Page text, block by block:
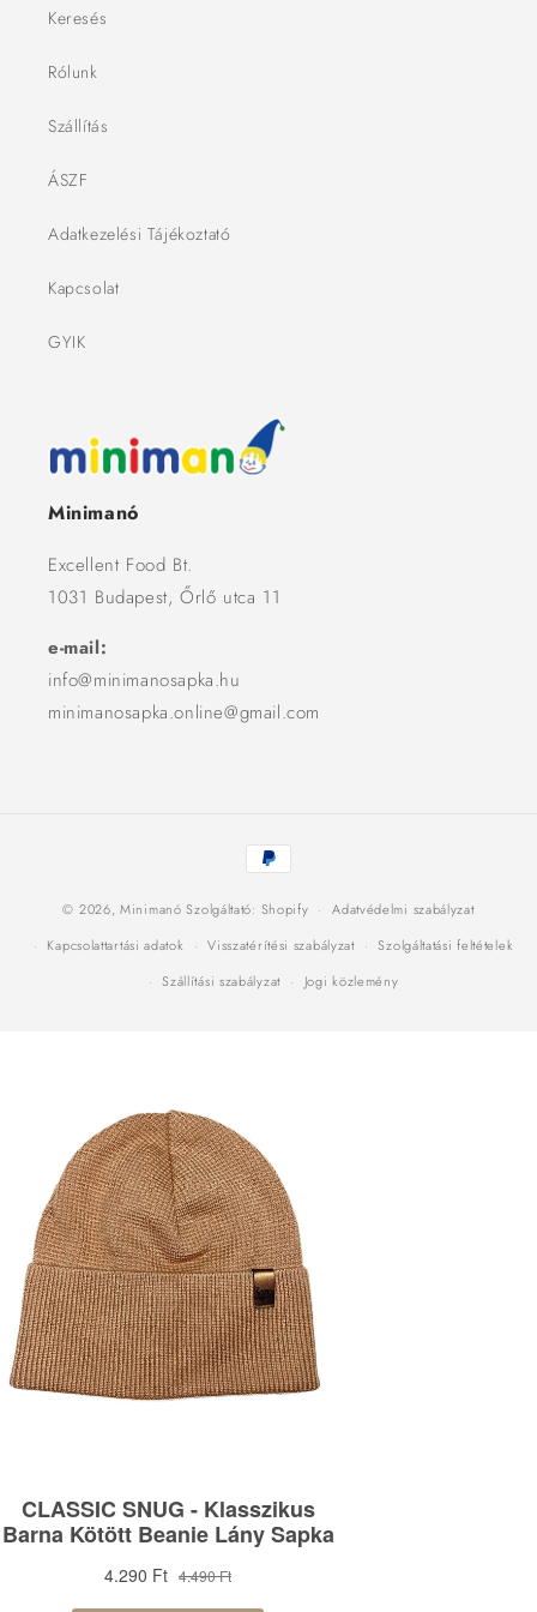
Keresés
Rólunk
Szállítás
ÁSZF
Adatkezelési Tájékoztató
Kapcsolat
GYIK
Minimanó
Excellent Food Bt.
1031 Budapest, Őrlő utca 11
e-mail:
info@minimanosapka.hu
minimanosapka.online@gmail.com
Fizetési
módok
© 2026,Minimanó Szolgáltató: Shopify
Adatvédelmi szabályzat
Kapcsolattartási adatok
Visszatérítési szabályzat
Szolgáltatási feltételek
Szállítási szabályzat
Jogi közlemény